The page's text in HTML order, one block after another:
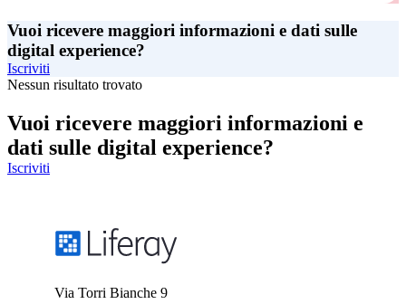
Vuoi ricevere maggiori informazioni e dati sulle
digital experience?
Iscriviti
Nessun risultato trovato
Vuoi ricevere maggiori informazioni e
dati sulle digital experience?
Iscriviti
Via Torri Bianche 9